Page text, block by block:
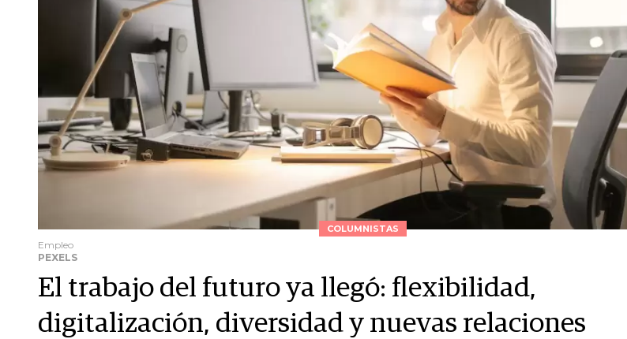
COLUMNISTAS
Empleo
PEXELS
El trabajo del futuro ya llegó: flexibilidad,
digitalización, diversidad y nuevas relaciones